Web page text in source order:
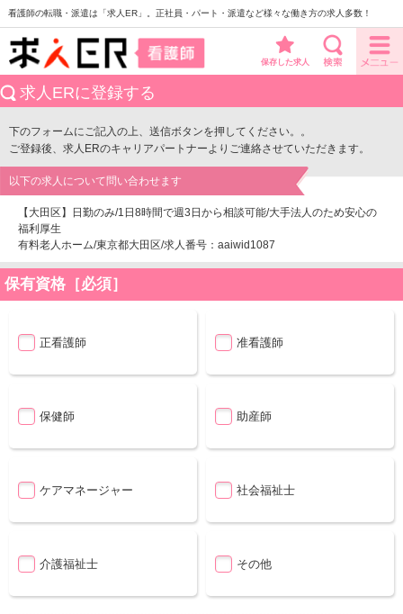
看護師の転職・派遣は「求人ER」。正社員・パート・派遣など様々な働き方の求人多数！
保存した求人
求人ERに登録する
下のフォームにご記入の上、送信ボタンを押してください。。
ご登録後、求人ERのキャリアパートナーよりご連絡させていただきます。
以下の求人について問い合わせます
【大田区】日勤のみ/1日8時間で週3日から相談可能/大手法人のため安心の
福利厚生
有料老人ホーム/東京都大田区/求人番号：aaiwid1087
保有資格［必須］
正看護師 准看護師
保健師 助産師
ケアマネージャー 社会福祉士
介護福祉士 その他